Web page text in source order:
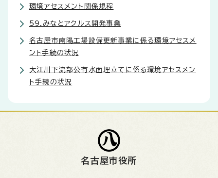
環境アセスメント関係規程
59.みなとアクルス開発事業
名古屋市南陽工場設備更新事業に係る環境アセスメ
ント手続の状況
大江川下流部公有水面埋立てに係る環境アセスメン
ト手続の状況
名古屋市役所